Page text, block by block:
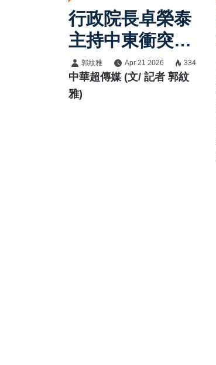
行政院長卓榮泰
主持中東衝突民
生安定專案會
議 強化供應鏈
媒合與價格監控
郭紋雅 Apr 21 2026 334
中華超傳媒 (文/ 記者 郭紋
雅)